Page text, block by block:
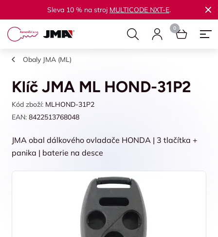
Sleva 10 % na stroj MULTICODE NXT-E.
Obaly JMA (ML)
Klíč JMA ML HOND-31P2
Kód zboží: MLHOND-31P2
EAN: 8422513768048
JMA obal dálkového ovladače HONDA | 3 tlačítka +
panika | baterie na desce